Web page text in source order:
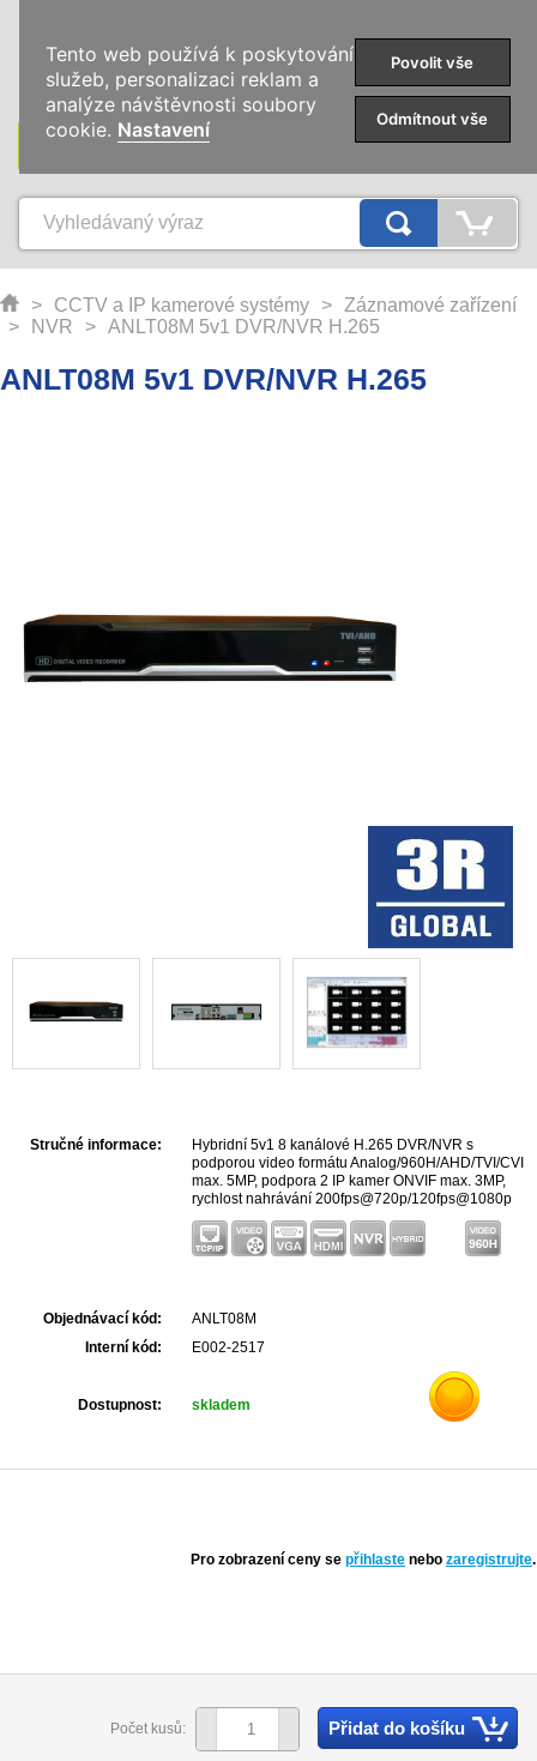
KATEGORIE
> CCTV a IP kamerové systémy >
Záznamové zařízení
>
NVR > ANLT08M 5v1 DVR/NVR H.265
ANLT08M 5v1 DVR/NVR H.265
Stručné informace:
Hybridní 5v1 8 kanálové H.265 DVR/NVR s
podporou video formátu Analog/960H/AHD/TVI/CVI
max. 5MP, podpora 2 IP kamer ONVIF max. 3MP,
rychlost nahrávání 200fps@720p/120fps@1080p
na systém, 8x AUDIO, HDMI a VGA výstup, 1xSATA
bez limitu kapacity. externí eSATA, 2x USB, grafické
OSD menu, IR dálkové ovládaní, 4 poplachové
dodávaným zdrojem 12V 2A.
Objednávací kód:
ANLT08M
Interní kód:
E002-2517
Dostupnost: skladem
Pro zobrazení ceny se přihlaste nebo zaregistrujte.
Počet kusů: Přidat do košíku
Tento web používá k poskytování
služeb, personalizaci reklam a
analýze návštěvnosti soubory
cookie. Nastavení
Povolit vše
Odmítnout vše